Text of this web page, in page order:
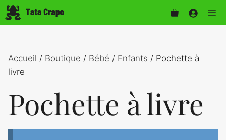
Aller
au
Accueil / Boutique / Bébé / Enfants / Pochette à
livre
Pochette à livre